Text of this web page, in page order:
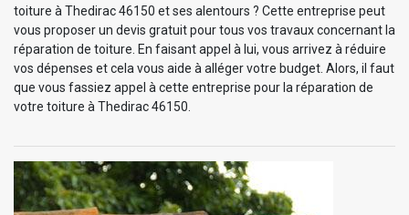
toiture à Thedirac 46150 et ses alentours ? Cette entreprise peut
vous proposer un devis gratuit pour tous vos travaux concernant la
réparation de toiture. En faisant appel à lui, vous arrivez à réduire
vos dépenses et cela vous aide à alléger votre budget. Alors, il faut
que vous fassiez appel à cette entreprise pour la réparation de
votre toiture à Thedirac 46150.